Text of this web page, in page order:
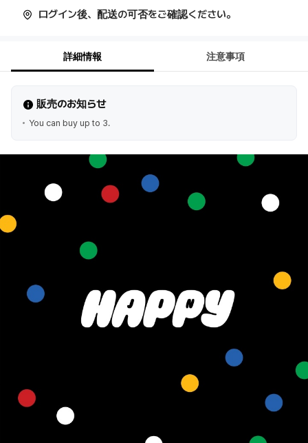
ログイン後、配送の可否をご確認ください。
詳細情報 注意事項
販売のお知らせ
You can buy up to 3.